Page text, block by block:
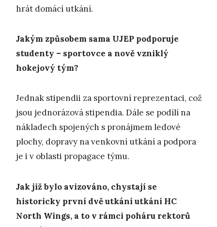
hrát domácí utkání.
Jakým způsobem sama UJEP podporuje
studenty – sportovce a nově vzniklý
hokejový tým?
Jednak stipendii za sportovní reprezentaci, což
jsou jednorázová stipendia. Dále se podílí na
nákladech spojených s pronájmem ledové
plochy, dopravy na venkovní utkání a podpora
je i v oblasti propagace týmu.
Jak již bylo avizováno, chystají se
historicky první dvě utkání utkání HC
North Wings, a to v rámci poháru rektorů